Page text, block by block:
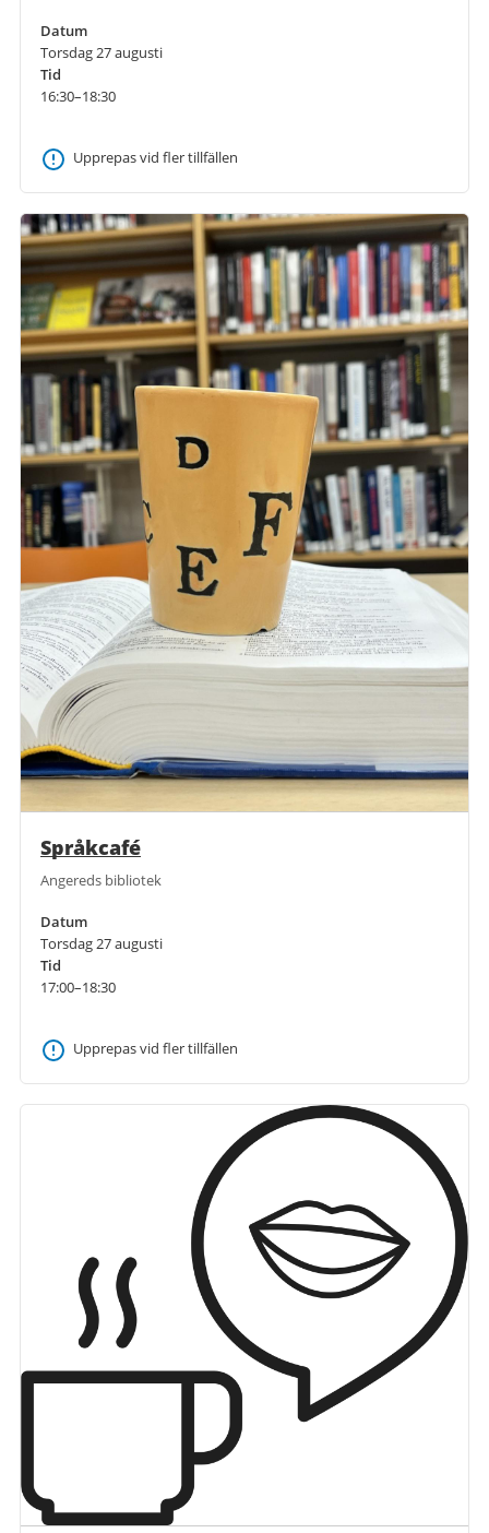
Datum
Torsdag 27 augusti
Tid
16:30–18:30
Upprepas vid fler tillfällen
Språkcafé
Angereds bibliotek
Datum
Torsdag 27 augusti
Tid
17:00–18:30
Upprepas vid fler tillfällen